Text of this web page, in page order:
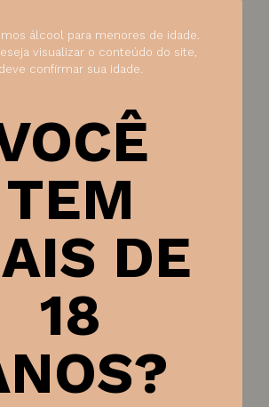
500g
álcool para menores de idade.
visualizar o conteúdo do site,
deve confirmar sua idade.
TEM
DE
18